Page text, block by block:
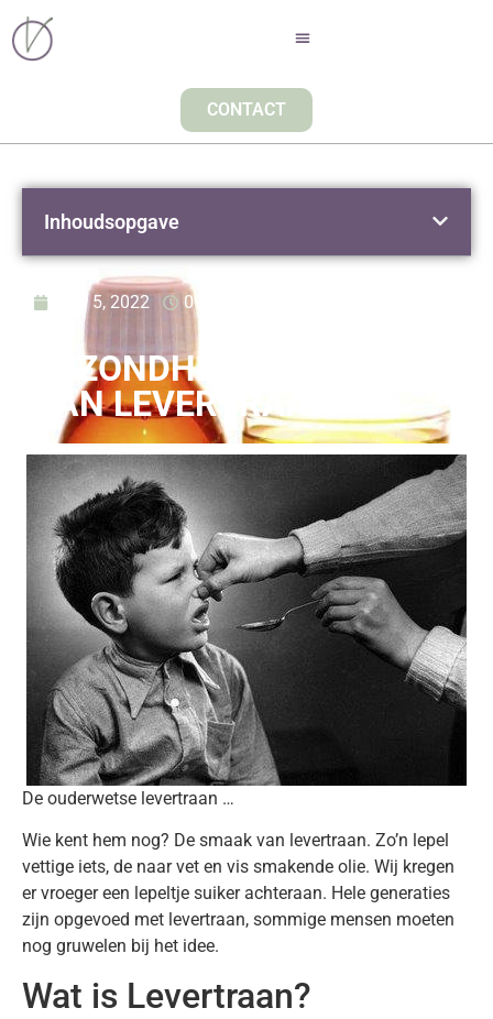
CONTACT
april 5, 2022 09:00
GEZONDHEIDSVOORDELEN
VAN LEVERTRAAN
De ouderwetse levertraan …
Wie kent hem nog? De smaak van levertraan. Zo’n lepel
vettige iets, de naar vet en vis smakende olie. Wij kregen
er vroeger een lepeltje suiker achteraan. Hele generaties
zijn opgevoed met levertraan, sommige mensen moeten
nog gruwelen bij het idee.
Wat is Levertraan?
Inhoudsopgave